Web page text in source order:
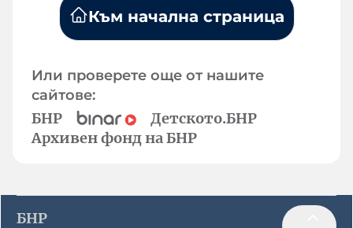
Към начална страница
Или проверете още от нашите
сайтове:
БНР
Детското.БНР
Архивен фонд на БНР
БНР